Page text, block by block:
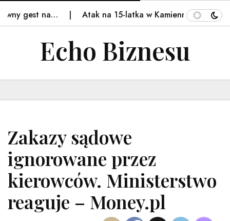
gest na… Atak na 15-latka w Kamiennej Górze.
Echo Biznesu
Zakazy sądowe
ignorowane przez
kierowców. Ministerstwo
reaguje – Money.pl